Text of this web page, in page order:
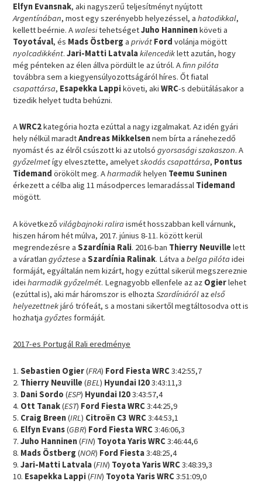
Elfyn Evansnak, aki nagyszerű teljesítményt nyújtott
Argentínában, most egy szerényebb helyezéssel, ahatodikkal,
kellett beérnie. A walesitehetségetJuho Hanninenköveti a
Toyotával, és Mads Östberg aprivát Ford volánja mögött
nyolcadikként.Jari-Matti Latvalakilencediklett azután, hogy
még pénteken az élen állva pördült le az útról. Afinn pilóta
továbbra sem a kiegyensúlyozottságáról híres. Őt fiatal
csapattársa, Esapekka Lappiköveti, akiWRC-s debütálásakor a
tizedik helyet tudta behúzni.
AWRC2kategória hozta ezúttal a nagy izgalmakat. Az idén gyári
hely nélkül maradtAndreas Mikkelsennem bírta a ránehezedő
nyomást és az élről csúszott ki az utolsógyorsasági szakaszon. A
győzelmetígy elvesztette, amelyetskodás csapattársa, Pontus
Tidemand örökölt meg. Aharmadikhelyen Teemu Suninen
érkezett a célba alig 11 másodperces lemaradással Tidemand
mögött.
A következő világbajnoki raliraismét hosszabban kell várnunk,
hiszen három hét múlva, 2017. június 8-11. között kerül
megrendezésre aSzardínia Rali. 2016-ban Thierry Neuvillelett
a váratlangyőzteseaSzardínia Ralinak. Látva abelga pilótaidei
formáját, egyáltalán nem kizárt, hogy ezúttal sikerül megszereznie
ideiharmadik győzelmét. Legnagyobb ellenfele az az Ogierlehet
(ezúttal is), aki már háromszor is elhoztaSzardíniárólazelső
helyezettnekjáró trófeát, s a mostani sikertől megtáltosodva ott is
hozhatjagyőztesformáját.
2017-es Portugál Rali eredménye
1.Sebastien Ogier(FRA) Ford Fiesta WRC3:42:55,7
2. Thierry Neuville(BEL) Hyundai I203:43:11,3
3. Dani Sordo (ESP) Hyundai I203:43:57,4
4. Ott Tanak(EST) Ford Fiesta WRC3:44:25,9
5. Craig Breen(IRL) Citroën C3 WRC3:44:53,1
6. Elfyn Evans(GBR) Ford Fiesta WRC3:46:06,3
7.Juho Hanninen(FIN) Toyota Yaris WRC3:46:44,6
8. Mads Östberg (NOR) Ford Fiesta3:48:25,4
9.Jari-Matti Latvala(FIN) Toyota Yaris WRC3:48:39,3
10. Esapekka Lappi(FIN) Toyota Yaris WRC3:51:09,0